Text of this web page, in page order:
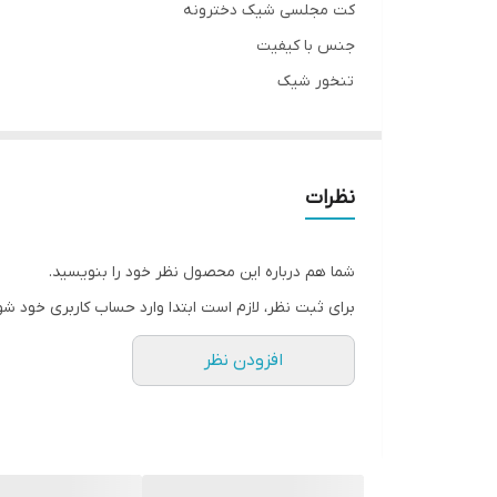
کت مجلسی شیک دخترونه
جنس با کیفیت
تنخور شیک
دوستان عزیز در صورت وجود هر گونه مشکل در لباس
نظرات
شما هم درباره این محصول نظر خود را بنویسید.
برای ثبت نظر، لازم است ابتدا وارد حساب کاربری خود
افزودن نظر